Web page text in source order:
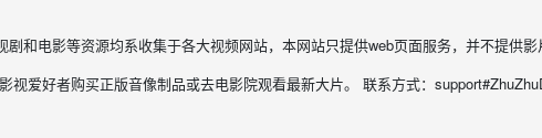
剧和电影等资源均系收集于各大视频网站，本网站只提供web页面服务，并不提供
视爱好者购买正版音像制品或去电影院观看最新大片。 联系方式：